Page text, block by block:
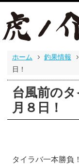
ホーム 釣果情報
日！
台風前の
月８日！
タイラバ一本勝負！